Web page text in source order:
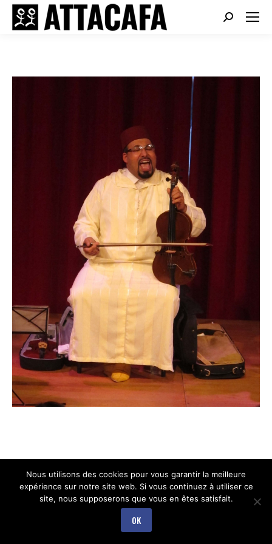
Search:
Nous utilisons des cookies pour vous garantir la meilleure
expérience sur notre site web. Si vous continuez à utiliser ce
site, nous supposerons que vous en êtes satisfait.
OK